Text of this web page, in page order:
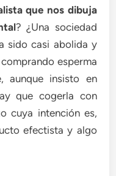
que nos dibuja
? ¿Una sociedad
sido casi abolida y
esperma
aunque insisto en
que cogerla con
cuya intención es,
efectista y algo